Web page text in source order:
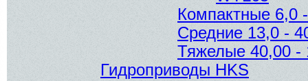
Компактные 6,0
Средние 13,0 -
Тяжелые 40,00 -
Гидроприводы HKS